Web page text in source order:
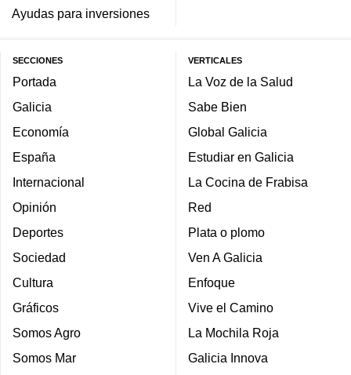
Ayudas para inversiones
SECCIONES
Portada
Galicia
Economía
España
Internacional
Opinión
Deportes
Sociedad
Cultura
Gráficos
Somos Agro
Somos Mar
VERTICALES
La Voz de la Salud
Sabe Bien
Global Galicia
Estudiar en Galicia
La Cocina de Frabisa
Red
Plata o plomo
Ven A Galicia
Enfoque
Vive el Camino
La Mochila Roja
Galicia Innova